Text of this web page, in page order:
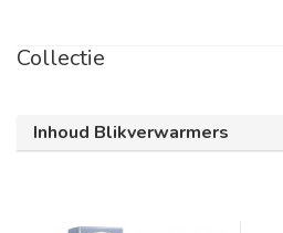
Collectie
Inhoud Blikverwarmers